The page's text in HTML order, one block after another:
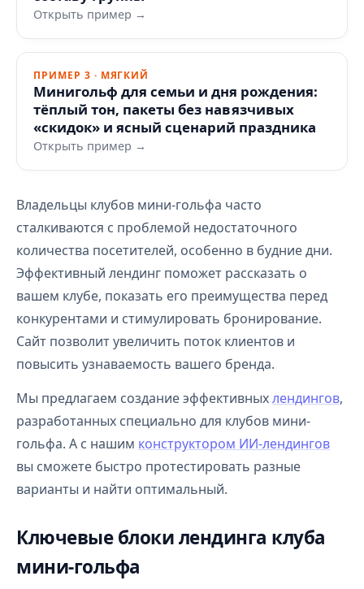
Открыть пример →
ПРИМЕР 3 · МЯГКИЙ
Минигольф для семьи и дня рождения:
тёплый тон, пакеты без навязчивых
«скидок» и ясный сценарий праздника
Открыть пример →
Владельцы клубов мини-гольфа часто
сталкиваются с проблемой недостаточного
количества посетителей, особенно в будние дни.
Эффективный лендинг поможет рассказать о
вашем клубе, показать его преимущества перед
конкурентами и стимулировать бронирование.
Сайт позволит увеличить поток клиентов и
повысить узнаваемость вашего бренда.
Мы предлагаем создание эффективныхлендингов,
разработанных специально для клубов мини-
гольфа. А с нашим конструктором ИИ-лендингов
вы сможете быстро протестировать разные
варианты и найти оптимальный.
Ключевые блоки лендинга клуба
мини-гольфа